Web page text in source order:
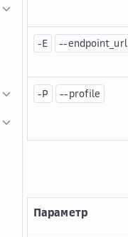
-E --endpoint_url
-P --profile
Параметр